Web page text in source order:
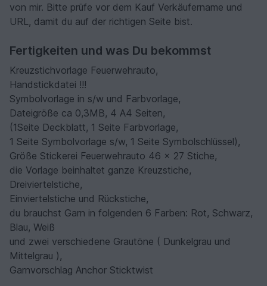
von mir. Bitte prüfe vor dem Kauf Verkäufername und
URL, damit du auf der richtigen Seite bist.
Fertigkeiten und was Du bekommst
Kreuzstichvorlage Feuerwehrauto,
Handstickdatei !!!
Symbolvorlage in s/w und Farbvorlage,
Dateigröße ca 0,3MB, 4 A4 Seiten,
(1Seite Deckblatt, 1 Seite Farbvorlage,
1 Seite Symbolvorlage s/w, 1 Seite Symbolschlüssel),
Größe Stickerei Feuerwehrauto 46 x 27 Stiche,
die Vorlage beinhaltet ganze Kreuzstiche,
Dreiviertelstiche,
Einviertelstiche und Rückstiche,
du brauchst Garn in folgenden 6 Farben: Rot, Schwarz,
Blau, Weiß
und zwei verschiedene Grautöne ( Dunkelgrau und
Mittelgrau ),
Garnvorschlag Anchor Sticktwist